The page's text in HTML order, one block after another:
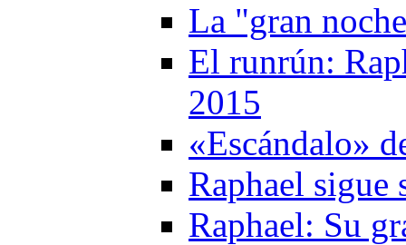
La "gran
El runrún:
2015
«Escándalo»
Raphael sigue
Raphael: Su